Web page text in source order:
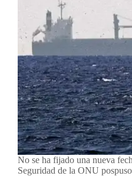
No se ha fijado una nueva
Seguridad de la ONU